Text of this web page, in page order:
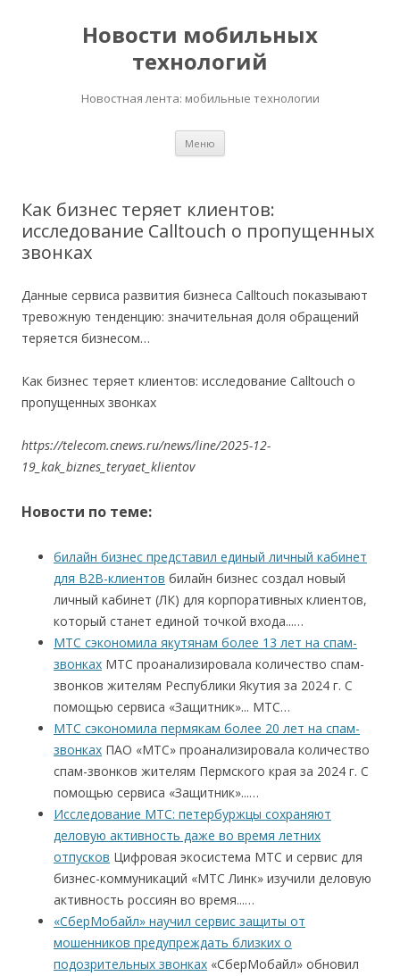
Новости мобильных
технологий
Новостная лента: мобильные технологии
Меню
Как бизнес теряет клиентов:
исследование Calltouch о пропущенных
звонках
Данные сервиса развития бизнеса Calltouch показывают
тревожную тенденцию: значительная доля обращений
теряется бизнесом…
Как бизнес теряет клиентов: исследование Calltouch о
пропущенных звонках
https://telecom.cnews.ru/news/line/2025-12-
19_kak_biznes_teryaet_klientov
Новости по теме:
билайн бизнес представил единый личный кабинет
для B2B-клиентов билайн бизнес создал новый
личный кабинет (ЛК) для корпоративных клиентов,
который станет единой точкой входа...…
МТС сэкономила якутянам более 13 лет на спам-
звонках МТС проанализировала количество спам-
звонков жителям Республики Якутия за 2024 г. С
помощью сервиса «Защитник»... МТС…
МТС сэкономила пермякам более 20 лет на спам-
звонках ПАО «МТС» проанализировала количество
спам-звонков жителям Пермского края за 2024 г. С
помощью сервиса «Защитник»...…
Исследование МТС: петербуржцы сохраняют
деловую активность даже во время летних
отпусков Цифровая экосистема МТС и сервис для
бизнес-коммуникаций «МТС Линк» изучили деловую
активность россиян во время...…
«СберМобайл» научил сервис защиты от
мошенников предупреждать близких о
подозрительных звонках «СберМобайл» обновил